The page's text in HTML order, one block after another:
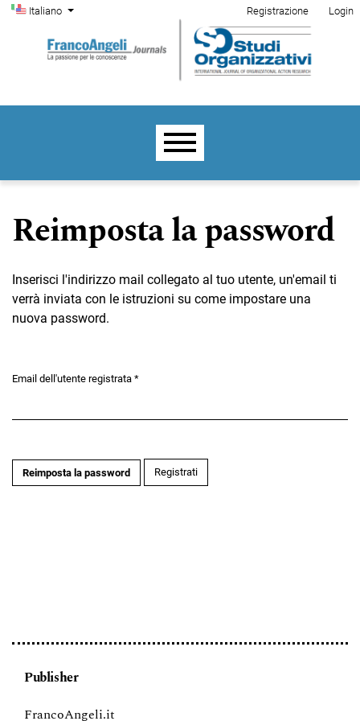
Salta al menu principale di navigazione
Salta al contenuto principale
Salta al piè di pagina del sito
Cambia la lingua. La lingua corrente è:
Italiano
Menu di amministrazione
Registrazione Login
Menu principale
Reimposta la password
Inserisci l'indirizzo mail collegato al tuo utente, un'email ti
verrà inviata con le istruzioni su come impostare una
nuova password.
Email dell'utente registrata *
Reimposta la password Registrati
Publisher
FrancoAngeli.it